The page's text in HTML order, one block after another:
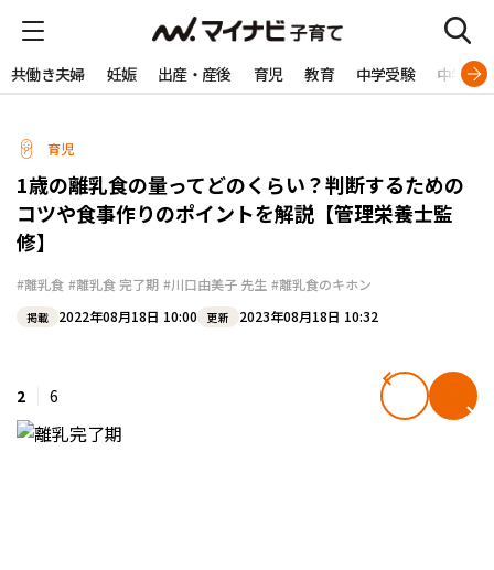
共働き夫婦 妊娠 出産・産後 育児 教育 中学受験 中学生
育児
1歳の離乳食の量ってどのくらい？判断するための
コツや食事作りのポイントを解説【管理栄養士監
修】
#離乳食 #離乳食 完了期 #川口由美子 先生 #離乳食のキホン
掲載 2022年08月18日 10:00 更新 2023年08月18日 10:32
2 6